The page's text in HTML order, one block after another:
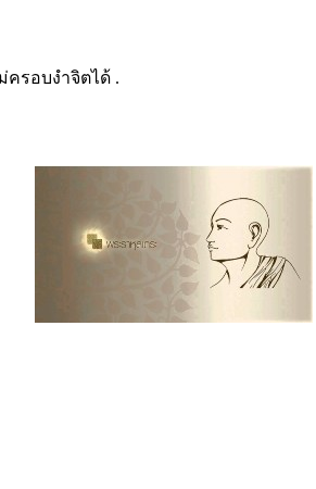
รอบงำจิตได้ .